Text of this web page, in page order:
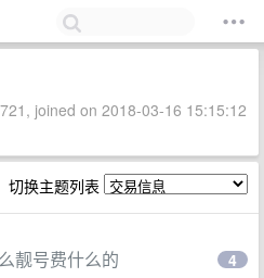
joined on 2018-03-16 15:15:12
切换主题列表
靓号费什么的 4